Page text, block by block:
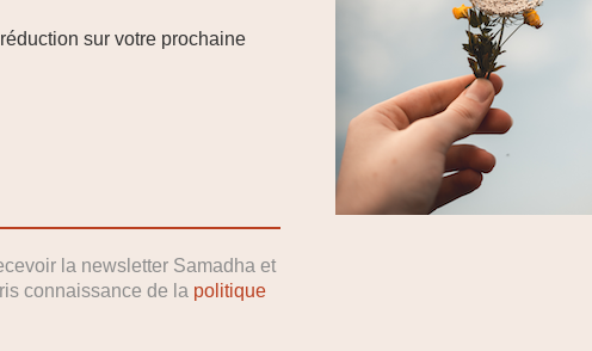
4,50
sur votre prochaine
la newsletter Samadha et
connaissance de la politique